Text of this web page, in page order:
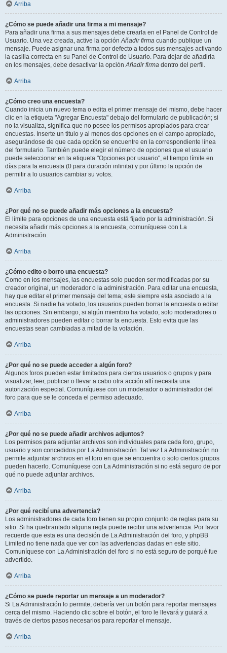
Arriba
¿Cómo se puede añadir una firma a mi mensaje?
Para añadir una firma a sus mensajes debe crearla en el Panel de Control de
Usuario. Una vez creada, active la opciónAñadir firma cuando publique un
mensaje. Puede asignar una firma por defecto a todos sus mensajes activando
la casilla correcta en su Panel de Control de Usuario. Para dejar de añadirla
en los mensajes, debe desactivar la opciónAñadir firma dentro del perfil.
Arriba
¿Cómo creo una encuesta?
Cuando inicia un nuevo tema o edita el primer mensaje del mismo, debe hacer
clic en la etiqueta "Agregar Encuesta" debajo del formulario de publicación; si
no la visualiza, significa que no posee los permisos apropiados para crear
encuestas. Inserte un título y al menos dos opciones en el campo apropiado,
asegurándose de que cada opción se encuentre en la correspondiente línea
del formulario. También puede elegir el número de opciones que el usuario
puede seleccionar en la etiqueta "Opciones por usuario", el tiempo límite en
días para la encuesta (0 para duración infinita) y por último la opción de
permitir a lo usuarios cambiar su votos.
Arriba
¿Por qué no se puede añadir más opciones a la encuesta?
El límite para opciones de una encuesta está fijado por la administración. Si
necesita añadir más opciones a la encuesta, comuníquese con La
Administración.
Arriba
¿Cómo edito o borro una encuesta?
Como en los mensajes, las encuestas solo pueden ser modificadas por su
creador original, un moderador o la administración. Para editar una encuesta,
hay que editar el primer mensaje del tema; este siempre esta asociado a la
encuesta. Si nadie ha votado, los usuarios pueden borrar la encuesta o editar
las opciones. Sin embargo, si algún miembro ha votado, solo moderadores o
administradores pueden editar o borrar la encuesta. Esto evita que las
encuestas sean cambiadas a mitad de la votación.
Arriba
¿Por qué no se puede acceder a algún foro?
Algunos foros pueden estar limitados para ciertos usuarios o grupos y para
visualizar, leer, publicar o llevar a cabo otra acción allí necesita una
autorización especial. Comuníquese con un moderador o administrador del
foro para que se le conceda el permiso adecuado.
Arriba
¿Por qué no se puede añadir archivos adjuntos?
Los permisos para adjuntar archivos son individuales para cada foro, grupo,
usuario y son concedidos por La Administración. Tal vez La Administración no
permite adjuntar archivos en el foro en que se encuentra o solo ciertos grupos
pueden hacerlo. Comuníquese con La Administración si no está seguro de por
qué no puede adjuntar archivos.
Arriba
¿Por qué recibí una advertencia?
Los administradores de cada foro tienen su propio conjunto de reglas para su
sitio. Si ha quebrantado alguna regla puede recibir una advertencia. Por favor
recuerde que esta es una decisión de La Administración del foro, y phpBB
Limited no tiene nada que ver con las advertencias dadas en este sitio.
Comuníquese con La Administración del foro si no está seguro de porqué fue
advertido.
Arriba
¿Cómo se puede reportar un mensaje a un moderador?
Si La Administración lo permite, debería ver un botón para reportar mensajes
cerca del mismo. Haciendo clic sobre el botón, el foro le llevará y guiará a
través de ciertos pasos necesarios para reportar el mensaje.
Arriba